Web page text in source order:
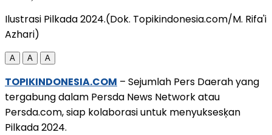
Ilustrasi Pilkada 2024.(Dok. Topikindonesia.com/M. Rifa'i
Azhari)
A A A
TOPIKINDONESIA.COM – Sejumlah Pers Daerah yang
tergabung dalam Persda News Network atau
Persda.com, siap kolaborasi untuk menyuksesķan
Pilkada 2024.